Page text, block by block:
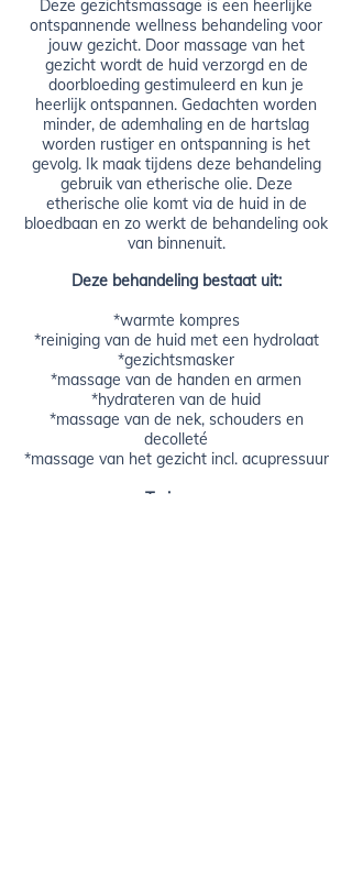
Deze gezichtsmassage is een heerlijke
ontspannende wellness behandeling voor
jouw gezicht. Door massage van het
gezicht wordt de huid verzorgd en de
doorbloeding gestimuleerd en kun je
heerlijk ontspannen. Gedachten worden
minder, de ademhaling en de hartslag
worden rustiger en ontspanning is het
gevolg. Ik maak tijdens deze behandeling
gebruik van etherische olie. Deze
etherische olie komt via de huid in de
bloedbaan en zo werkt de behandeling ook
van binnenuit.
Deze behandeling bestaat uit:
*warmte kompres
*reiniging van de huid met een hydrolaat
*gezichtsmasker
*massage van de handen en armen
*hydrateren van de huid
*massage van de nek, schouders en
decolleté
*massage van het gezicht incl. acupressuur
Tarieven;